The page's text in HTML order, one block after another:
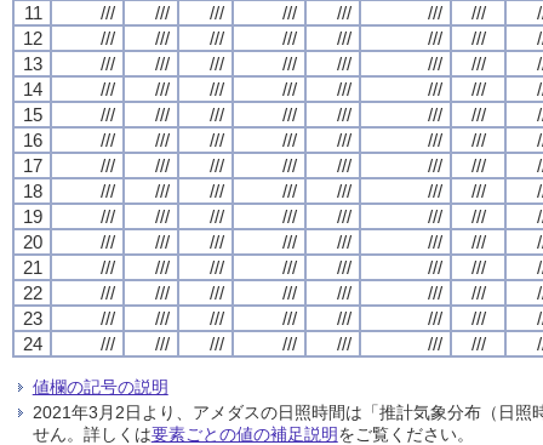
11
/// /// /// /// /// /// ///
12
/// /// /// /// /// /// ///
13
/// /// /// /// /// /// ///
14
/// /// /// /// /// /// ///
15
/// /// /// /// /// /// ///
16
/// /// /// /// /// /// ///
17
/// /// /// /// /// /// ///
18
/// /// /// /// /// /// ///
19
/// /// /// /// /// /// ///
20
/// /// /// /// /// /// ///
21
/// /// /// /// /// /// ///
22
/// /// /// /// /// /// ///
23
/// /// /// /// /// /// ///
24
/// /// /// /// /// /// ///
値欄の記号の説明
2021年3月2日より、アメダスの日照時間は「推計気象分布（日
せん。詳しくは要素ごとの値の補足説明をご覧ください。